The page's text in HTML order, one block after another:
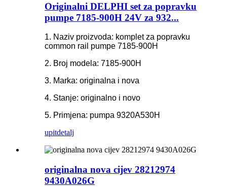
Originalni DELPHI set za popravku
pumpe 7185-900H 24V za 932...
1. Naziv proizvoda: komplet za popravku
common rail pumpe 7185-900H
2. Broj modela: 7185-900H
3. Marka: originalna i nova
4. Stanje: originalno i novo
5. Primjena: pumpa 9320A530H
upitdetalj
originalna nova cijev 28212974
9430A026G